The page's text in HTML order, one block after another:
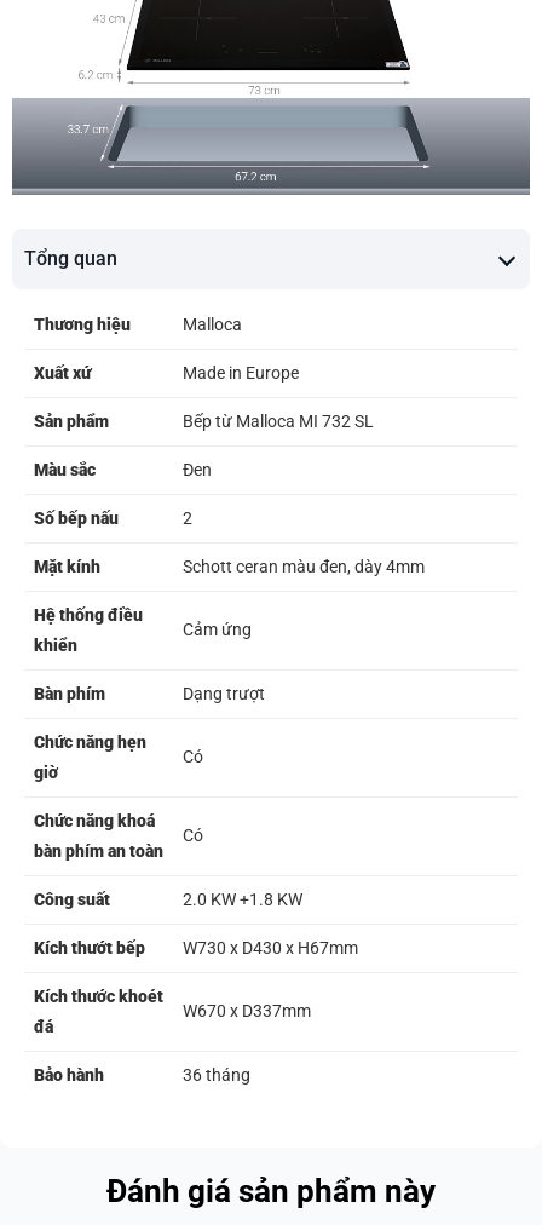
Tổng quan
Thương hiệu Malloca
Xuất xứ Made in Europe
Sản phẩm Bếp từ Malloca MI 732 SL
Màu sắc Đen
Số bếp nấu 2
Mặt kính Schott ceran màu đen, dày 4mm
Hệ thống điều
khiển
Cảm ứng
Bàn phím Dạng trượt
Chức năng hẹn
giờ
Có
Chức năng khoá
bàn phím an toàn
Có
Công suất 2.0 KW +1.8 KW
Kích thướt bếp W730 x D430 x H67mm
Kích thước khoét
đá
W670 x D337mm
Bảo hành 36 tháng
Đánh giá sản phẩm này